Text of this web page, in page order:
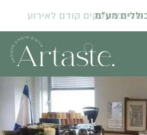
ימי עסקים קודם לאירוע
מע"מ